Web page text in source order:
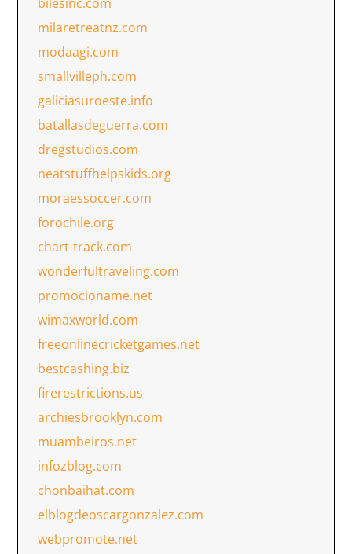
milaretreatnz.com
modaagi.com
smallvilleph.com
galiciasuroeste.info
batallasdeguerra.com
dregstudios.com
neatstuffhelpskids.org
moraessoccer.com
forochile.org
chart-track.com
wonderfultraveling.com
promocioname.net
wimaxworld.com
freeonlinecricketgames.net
bestcashing.biz
firerestrictions.us
archiesbrooklyn.com
muambeiros.net
infozblog.com
chonbaihat.com
elblogdeoscargonzalez.com
webpromote.net